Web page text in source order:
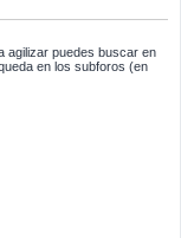
agilizar puedes buscar en
en los subforos (en